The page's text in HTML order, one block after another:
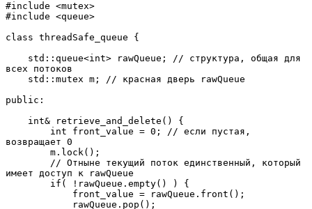
#include <mutex>
#include <queue>
class threadSafe_queue {
всех потоков
public:
возвращает 0
имеет доступ к rawQueue